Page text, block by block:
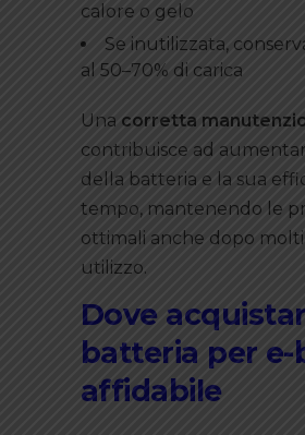
calore o gelo
Se inutilizzata,
al 50–70% di carica
Una corretta
contribuisce ad
della batteria e la sua
tempo, mantenendo le
ottimali anche dopo molti
utilizzo.
Dove
batteria per e-
affidabile